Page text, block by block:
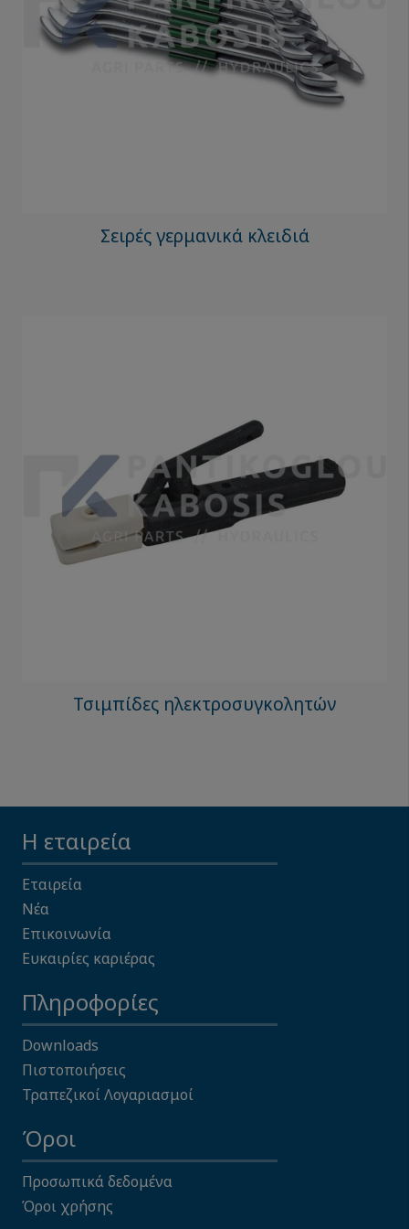
Σειρές γερμανικά κλειδιά
Τσιμπίδες ηλεκτροσυγκολητών
Η εταιρεία
Εταιρεία
Νέα
Επικοινωνία
Ευκαιρίες καριέρας
Πληροφορίες
Downloads
Πιστοποιήσεις
Τραπεζικοί Λογαριασμοί
Όροι
Προσωπικά δεδομένα
Όροι χρήσης